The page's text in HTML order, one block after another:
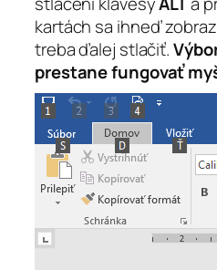
kartách sa ihneď
treba ďalej stlačiť.
prestane fungovať